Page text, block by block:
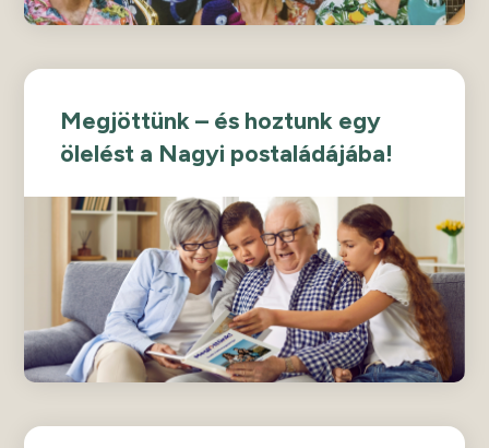
Megjöttünk – és hoztunk egy
ölelést a Nagyi postaládájába!